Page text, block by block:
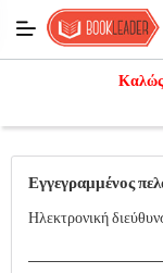
Καλώς
Εγγεγραμμένος
Ηλεκτρονική